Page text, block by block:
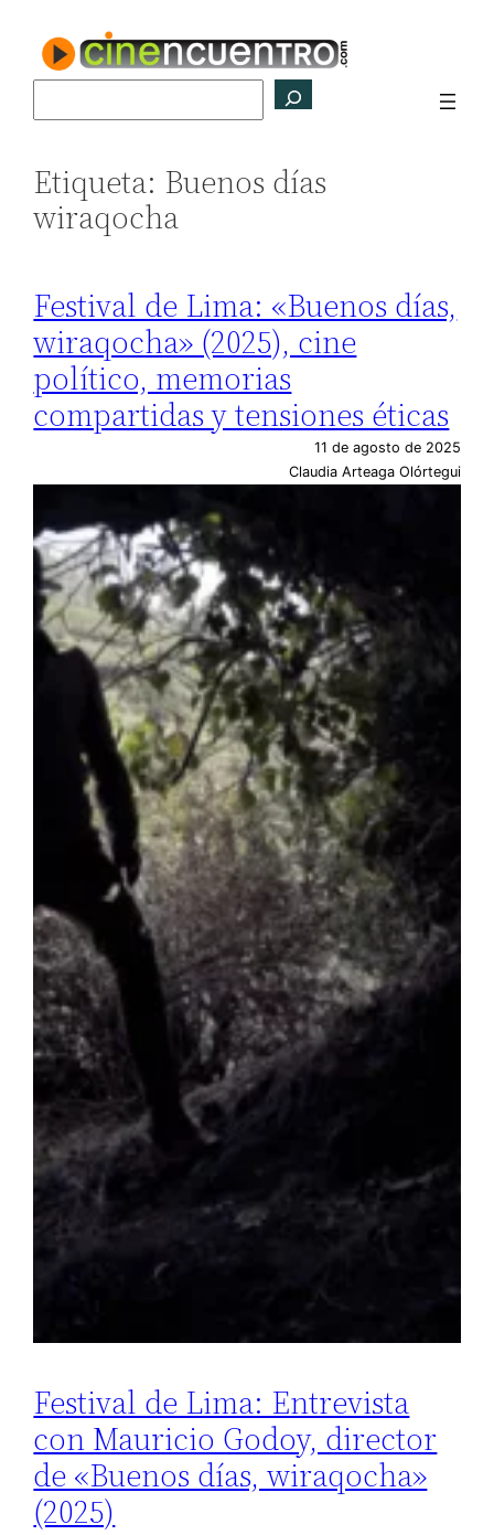
contenido
Etiqueta: Buenos días
wiraqocha
Festival de Lima: «Buenos días,
wiraqocha» (2025), cine
político, memorias
compartidas y tensiones éticas
11 de agosto de 2025
Claudia Arteaga Olórtegui
Festival de Lima: Entrevista
con Mauricio Godoy, director
de «Buenos días, wiraqocha»
(2025)